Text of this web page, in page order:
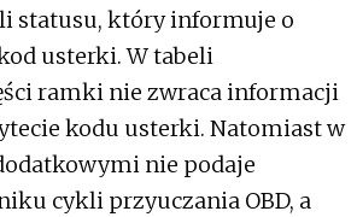
statusu, który informuje o
usterki. W tabeli
ramki nie zwraca informacji
kodu usterki. Natomiast w
nie podaje
cykli przyuczania OBD, a